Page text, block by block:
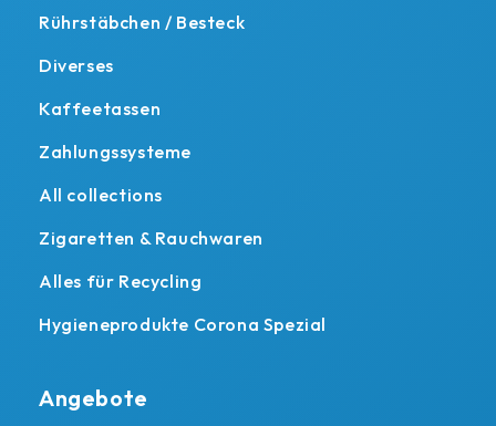
Rührstäbchen / Besteck
Diverses
Kaffeetassen
Zahlungssysteme
All collections
Zigaretten & Rauchwaren
Alles für Recycling
Hygieneprodukte Corona Spezial
Angebote